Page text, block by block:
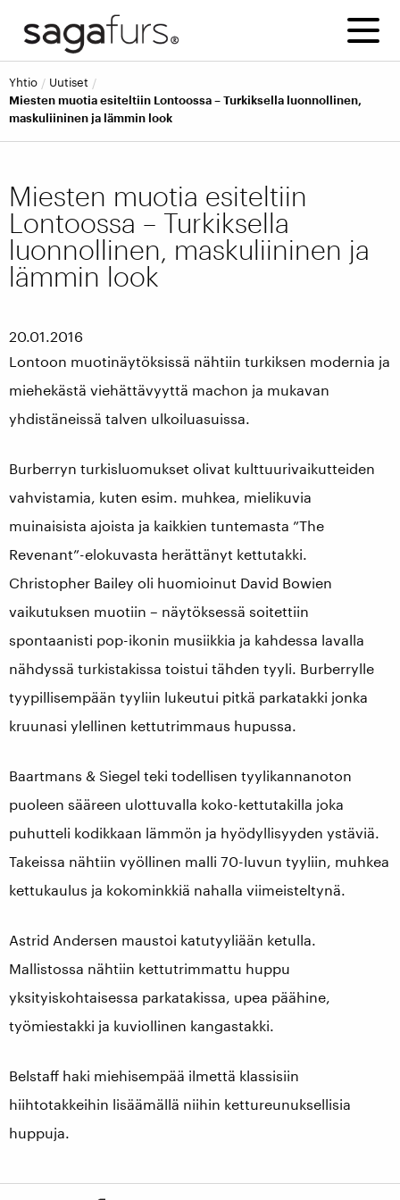
yhtio
uutiset
Miesten muotia esiteltiin Lontoossa – Turkiksella luonnollinen,
maskuliininen ja lämmin look
Miesten muotia esiteltiin
Lontoossa – Turkiksella
luonnollinen, maskuliininen ja
lämmin look
20.01.2016
Lontoon muotinäytöksissä nähtiin turkiksen modernia ja
miehekästä viehättävyyttä machon ja mukavan
yhdistäneissä talven ulkoiluasuissa.
Burberryn turkisluomukset olivat kulttuurivaikutteiden
vahvistamia, kuten esim. muhkea, mielikuvia
muinaisista ajoista ja kaikkien tuntemasta ”The
Revenant”-elokuvasta herättänyt kettutakki.
Christopher Bailey oli huomioinut David Bowien
vaikutuksen muotiin – näytöksessä soitettiin
spontaanisti pop-ikonin musiikkia ja kahdessa lavalla
nähdyssä turkistakissa toistui tähden tyyli. Burberrylle
tyypillisempään tyyliin lukeutui pitkä parkatakki jonka
kruunasi ylellinen kettutrimmaus hupussa.
Baartmans & Siegel teki todellisen tyylikannanoton
puoleen sääreen ulottuvalla koko-kettutakilla joka
puhutteli kodikkaan lämmön ja hyödyllisyyden ystäviä.
Takeissa nähtiin vyöllinen malli 70-luvun tyyliin, muhkea
kettukaulus ja kokominkkiä nahalla viimeisteltynä.
Astrid Andersen maustoi katutyyliään ketulla.
Mallistossa nähtiin kettutrimmattu huppu
yksityiskohtaisessa parkatakissa, upea päähine,
työmiestakki ja kuviollinen kangastakki.
Belstaff haki miehisempää ilmettä klassisiin
hiihtotakkeihin lisäämällä niihin kettureunuksellisia
huppuja.